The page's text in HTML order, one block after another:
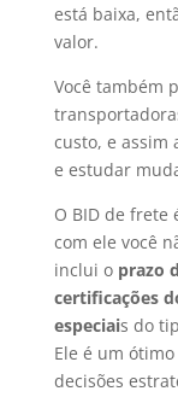
está baixa,
valor.
Você também
custo, e assim
e estudar
O BID de frete
com ele você
inclui o prazo
certificações
especiais do
Ele é um
decisões